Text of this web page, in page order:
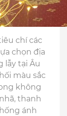
chí các
chọn địa
lẫy tại Âu
màu sắc
không
thanh
ánh